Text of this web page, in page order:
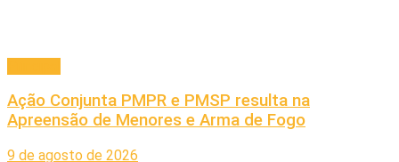
Ação Conjunta PMPR e PMSP resulta na
Apreensão de Menores e Arma de Fogo
9 de agosto de 2026